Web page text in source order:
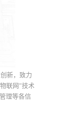
新，致力
联网”技术
理等各信